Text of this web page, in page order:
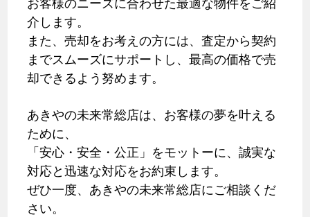
介します。
また、売却をお考えの方には、査定から契約
までスムーズにサポートし、最高の価格で売
却できるよう努めます。
あきやの未来常総店は、お客様の夢を叶える
ために、
「安心・安全・公正」をモットーに、誠実な
対応と迅速な対応をお約束します。
ぜひ一度、あきやの未来常総店にご相談くだ
さい。